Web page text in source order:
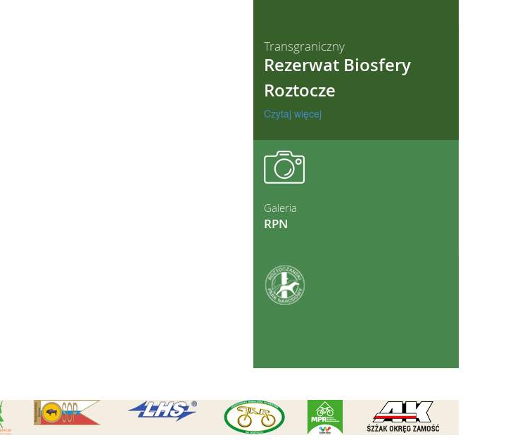
Transgraniczny
Rezerwat Biosfery
Roztocze
Czytaj więcej
Galeria
RPN